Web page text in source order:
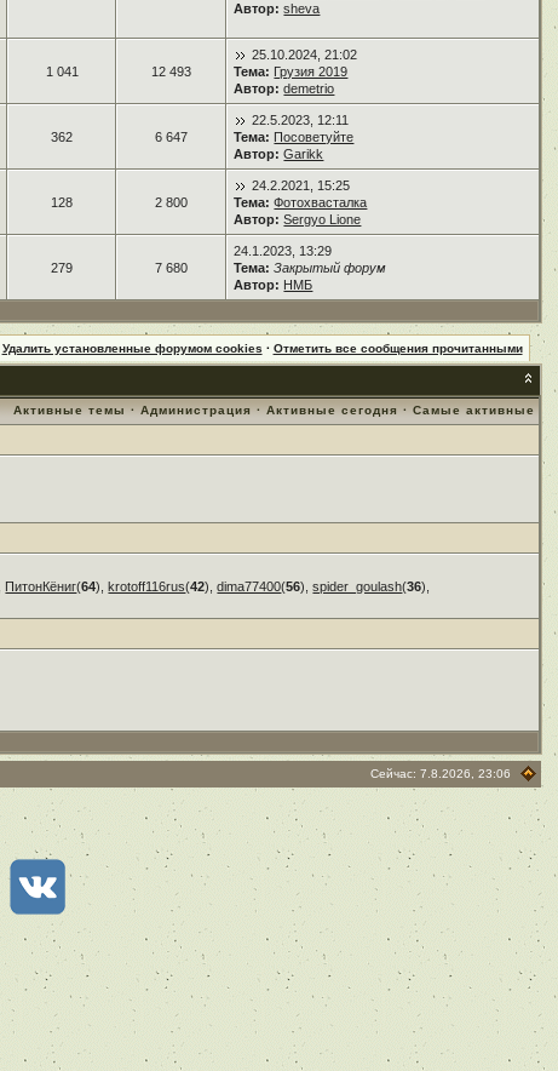
Автор: sheva
1 041 12 493
25.10.2024, 21:02
Тема: Грузия 2019
Автор: demetrio
362 6 647
22.5.2023, 12:11
Тема: Посоветуйте
Автор: Garikk
128 2 800
24.2.2021, 15:25
Тема: Фотохвасталка
Автор: Sergyo Lione
279 7 680
24.1.2023, 13:29
Тема: Закрытый форум
Автор: НМБ
Удалить установленные форумом cookies · Отметить все сообщения прочитанными
Активные темы ·Администрация ·Активные сегодня ·Самые активные
ПитонКёниг(64),krotoff116rus(42),dima77400(56),spider_goulash(36),
Сейчас: 7.8.2026, 23:06